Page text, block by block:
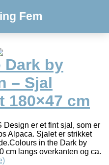
Fem
Dark by
– Sjal
180×47 cm
er et fint sjal, som er
Alpaca. Sjalet er strikket
in the Dark by
cm langs overkanten og ca.